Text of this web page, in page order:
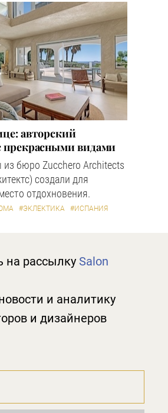
авторский
прекрасными видами
из бюро Zucchero Architects
создали для
отдохновения.
#ЭКЛЕКТИКА #ИСПАНИЯ
на рассылку Salon
и аналитику
и дизайнеров